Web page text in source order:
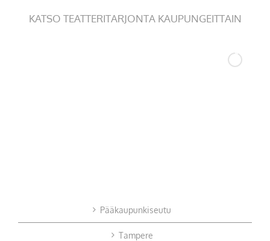
KATSO TEATTERITARJONTA KAUPUNGEITTAIN
Pääkaupunkiseutu
Tampere